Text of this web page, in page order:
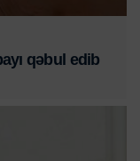
qəbul edib